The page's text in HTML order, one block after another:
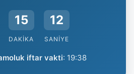
15
DAKIKA
11
SANIYE
iftar vakti: 19:38